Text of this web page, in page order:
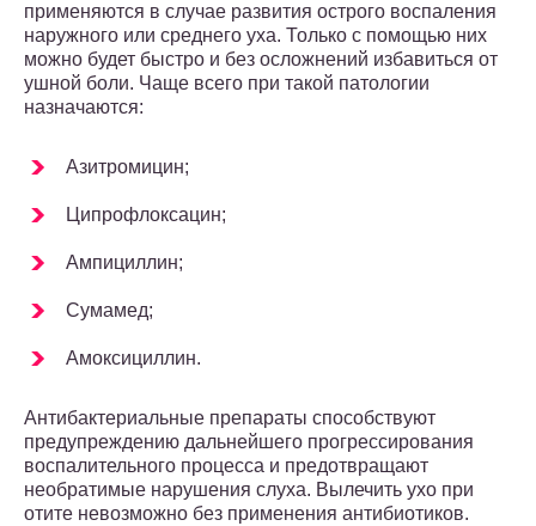
применяются в случае развития острого воспаления
наружного или среднего уха. Только с помощью них
можно будет быстро и без осложнений избавиться от
ушной боли. Чаще всего при такой патологии
назначаются:
Азитромицин;
Ципрофлоксацин;
Ампициллин;
Сумамед;
Амоксициллин.
Антибактериальные препараты способствуют
предупреждению дальнейшего прогрессирования
воспалительного процесса и предотвращают
необратимые нарушения слуха. Вылечить ухо при
отите невозможно без применения антибиотиков.